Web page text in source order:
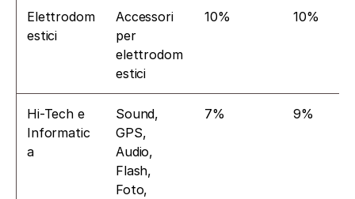
Elettrodom
estici
Accessori
per
elettrodom
estici
10% 10%
Hi-Tech e
Informatic
a
Sound,
GPS,
Audio,
Flash,
Foto,
7% 9%